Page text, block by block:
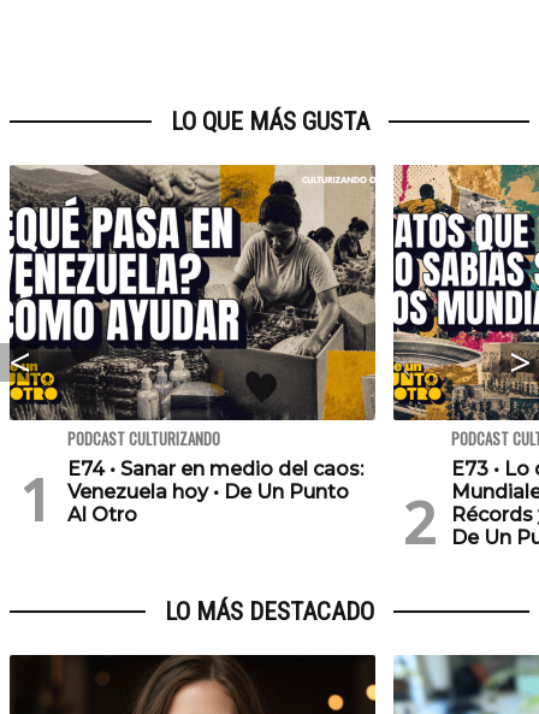
LO QUE MÁS GUSTA
PODCAST CULTURIZANDO
E74 • Sanar en medio del caos:
Venezuela hoy • De Un Punto
Al Otro
PODCAST
E73 •
Récords
De Un
LO MÁS DESTACADO